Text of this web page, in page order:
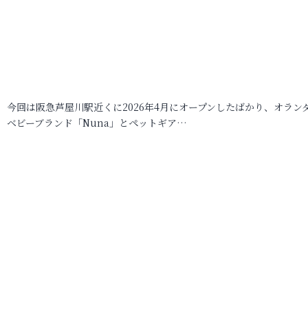
今回は阪急芦屋川駅近くに2026年4月にオープンしたばかり、オラン
ベビーブランド「Nuna」とペットギア…